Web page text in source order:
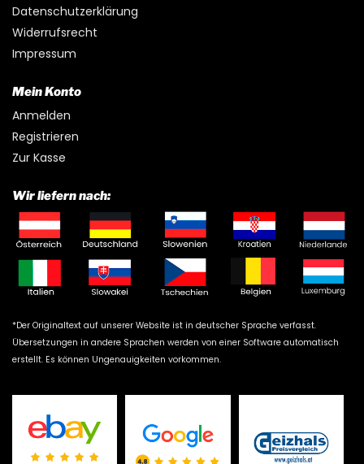
Datenschutzerklärung
Widerrufsrecht
Impressum
Mein Konto
Anmelden
Registrieren
Zur Kasse
Wir liefern nach:
*Der Originaltext auf unserer Website ist in deutscher Sprache verfasst.
Übersetzungen in andere Sprachen werden von einer Software automatisch
erstellt. Es können Ungenauigkeiten vorkommen.